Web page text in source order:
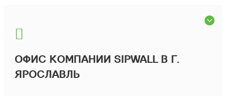
ОФИС КОМПАНИИ SIPWALL В Г.
ЯРОСЛАВЛЬ